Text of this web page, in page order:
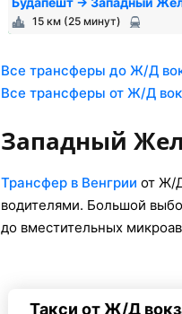
15 км (25 минут)
Все трансферы до Ж/Д
Все трансферы от Ж/Д
Западный
Трансфер в Венгрии от Ж/
водителями. Большой
до вместительных
Такси от Ж/Д